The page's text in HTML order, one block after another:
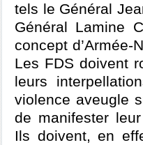
tels le Général
Général Lamine
concept d’Armée-
Les FDS doivent
leurs
violence aveugle
de manifester
Ils doivent, en